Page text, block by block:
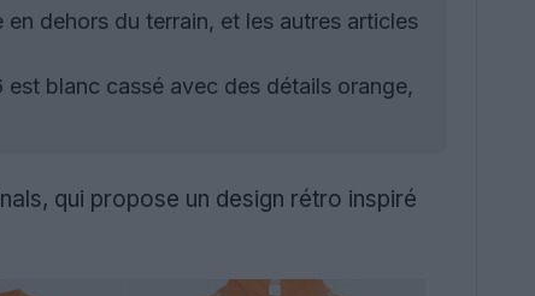
dehors du terrain, et les autres articles
blanc cassé avec des détails orange,
qui propose un design rétro inspiré